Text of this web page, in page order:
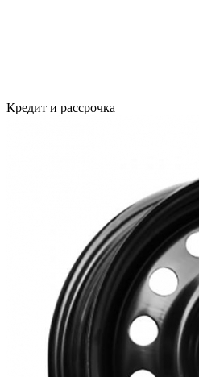
Кредит и рассрочка